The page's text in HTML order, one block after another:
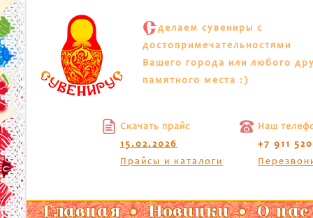
С делаем сувениры с
достопримечательностями
Вашего города или любого
памятного места :)
Скачать прайс
15.02.2026
Прайсы и каталоги
Наш
+7 911
Главная Новинки О нас